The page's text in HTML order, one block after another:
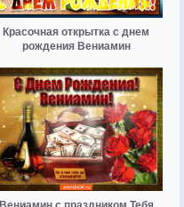
Красочная открытка с днем
рождения Вениамин